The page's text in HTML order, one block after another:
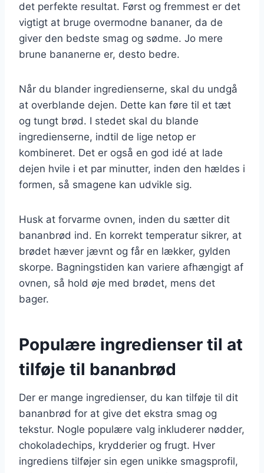
det perfekte resultat. Først og fremmest er det
vigtigt at bruge overmodne bananer, da de
giver den bedste smag og sødme. Jo mere
brune bananerne er, desto bedre.
Når du blander ingredienserne, skal du undgå
at overblande dejen. Dette kan føre til et tæt
og tungt brød. I stedet skal du blande
ingredienserne, indtil de lige netop er
kombineret. Det er også en god idé at lade
dejen hvile i et par minutter, inden den hældes i
formen, så smagene kan udvikle sig.
Husk at forvarme ovnen, inden du sætter dit
bananbrød ind. En korrekt temperatur sikrer, at
brødet hæver jævnt og får en lækker, gylden
skorpe. Bagningstiden kan variere afhængigt af
ovnen, så hold øje med brødet, mens det
bager.
Populære ingredienser til at
tilføje til bananbrød
Der er mange ingredienser, du kan tilføje til dit
bananbrød for at give det ekstra smag og
tekstur. Nogle populære valg inkluderer nødder,
chokoladechips, krydderier og frugt. Hver
ingrediens tilføjer sin egen unikke smagsprofil,